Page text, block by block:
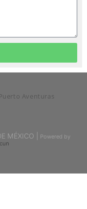
Puerto Aventuras
MÉXICO |
Powered by